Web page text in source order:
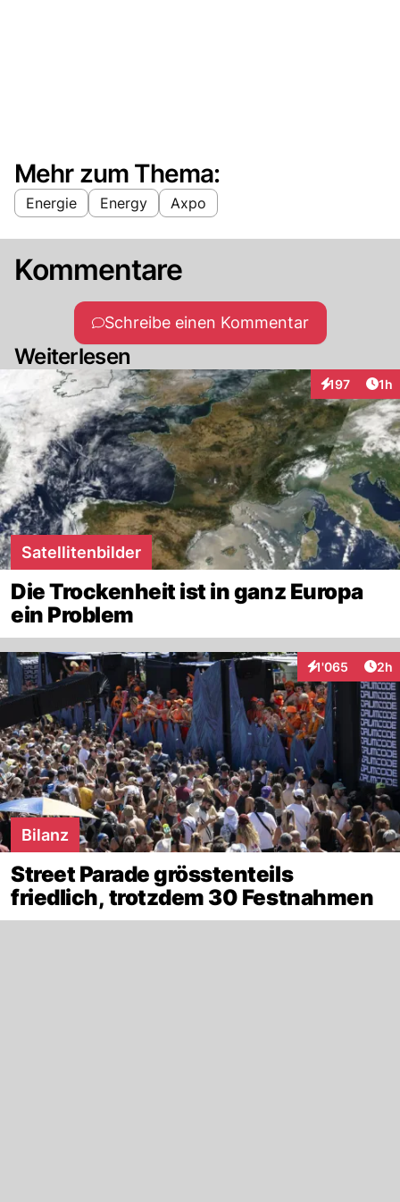
Mehr zum Thema:
Energie Energy Axpo
Kommentare
Schreibe einen Kommentar
Weiterlesen
197
Interaktionen
1h
Satellitenbilder
Die Trockenheit ist in ganz Europa
ein Problem
1'065
Interaktionen2h
Bilanz
Street Parade grösstenteils
friedlich, trotzdem 30 Festnahmen